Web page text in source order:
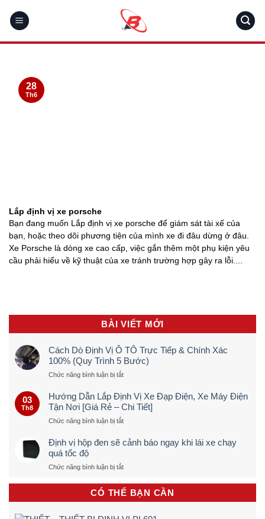
Lắp định vị xe porsche
Bạn đang muốn Lắp định vị xe porsche để giám sát tài xế của
bạn, hoặc theo dõi phương tiện của mình xe đi đâu dừng ở đâu.
Xe Porsche là dòng xe cao cấp, việc gắn thêm một phụ kiện yêu
cầu phải hiểu về kỹ thuật của xe tránh trường hợp gây ra lỗi....
28
Th6
BÀI VIẾT MỚI
Cách Dò Định Vị Ô TÔ Trực Tiếp & Chính Xác
100% (Quy Trình 5 Bước)
Chức năng bình luận bị tắtở
Dò
Định
Vị
Ô
Trực
Chính
100%
(Quy
5
03
Th8
Hướng Dẫn Lắp Định Vị Xe Đạp Điện, Xe Máy Điện
Tận Nơi [Giá Rẻ – Chi Tiết]
Chức năng bình luận bị tắtở
Dẫn
Vị
Đạp
Điện,
Máy
Định vị hộp đen sẽ cảnh báo ngay khi lái xe chạy
quá tốc độ
Chức năng bình luận bị tắtở
vị
hộp
đen
CÓ THỂ BẠN CẦN